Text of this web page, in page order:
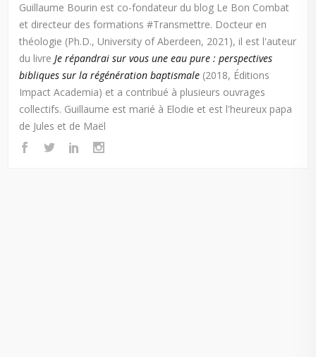
Guillaume Bourin est co-fondateur du blog Le Bon Combat
et directeur des formations #Transmettre. Docteur en
théologie (Ph.D., University of Aberdeen, 2021), il est l'auteur
du livre Je répandrai sur vous une eau pure : perspectives
bibliques sur la régénération baptismale (2018, Éditions
Impact Academia) et a contribué à plusieurs ouvrages
collectifs. Guillaume est marié à Elodie et est l'heureux papa
de Jules et de Maël